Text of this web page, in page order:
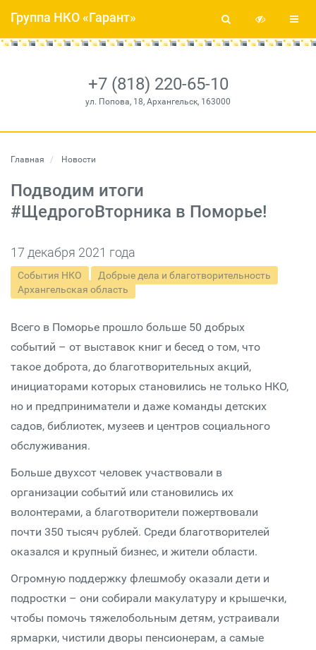
+7 (818) 220-65-10
ул. Попова, 18, Архангельск, 163000
Группа НКО «Гарант»
Главная Новости
Подводим итоги
#ЩедрогоВторника в Поморье!
17 декабря 2021 года
События НКО
Добрые дела и благотворительность
Архангельская область
Всего в Поморье прошло больше 50 добрых
событий – от выставок книг и бесед о том, что
такое доброта, до благотворительных акций,
инициаторами которых становились не только НКО,
но и предприниматели и даже команды детских
садов, библиотек, музеев и центров социального
обслуживания.
Больше двухсот человек участвовали в
организации событий или становились их
волонтерами, а благотворители пожертвовали
почти 350 тысяч рублей. Среди благотворителей
оказался и крупный бизнес, и жители области.
Огромную поддержку флешмобу оказали дети и
подростки – они собирали макулатуру и крышечки,
чтобы помочь тяжелобольным детям, устраивали
ярмарки, чистили дворы пенсионерам, а самые